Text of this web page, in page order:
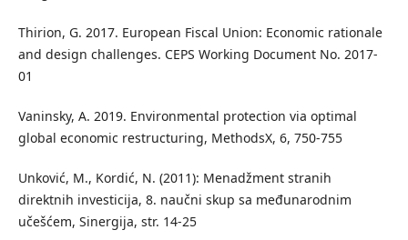
Thirion, G. 2017. European Fiscal Union: Economic rationale
and design challenges. CEPS Working Document No. 2017-
01
Vaninsky, A. 2019. Environmental protection via optimal
global economic restructuring, MethodsX, 6, 750-755
Unković, M., Kordić, N. (2011): Menadžment stranih
direktnih investicija, 8. naučni skup sa međunarodnim
učešćem, Sinergija, str. 14-25